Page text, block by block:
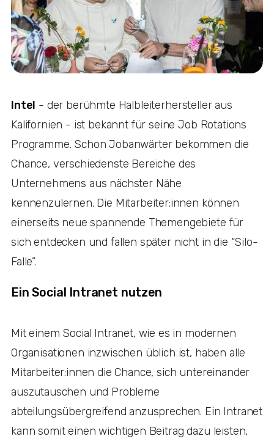
Intel - der berühmte Halbleiterhersteller aus
Kalifornien - ist bekannt für seine Job Rotations
Programme. Schon Jobanwärter bekommen die
Chance, verschiedenste Bereiche des
Unternehmens aus nächster Nähe
kennenzulernen. Die Mitarbeiter:innen können
einerseits neue spannende Themengebiete für
sich entdecken und fallen später nicht in die “Silo-
Falle”.
Ein Social Intranet nutzen
Mit einem Social Intranet, wie es in modernen
Organisationen inzwischen üblich ist, haben alle
Mitarbeiter:innen die Chance, sich untereinander
auszutauschen und Probleme
abteilungsübergreifend anzusprechen. Ein Intranet
kann somit einen wichtigen Beitrag dazu leisten,